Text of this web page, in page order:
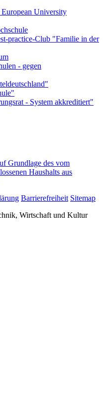
Grundlage des vom
Haushalts aus
Barrierefreiheit Sitemap
Wirtschaft und Kultur